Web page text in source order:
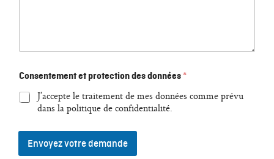
Consentement et protection des données *
J’accepte le traitement de mes données comme prévu
dans la politique de confidentialité.
Envoyez votre demande